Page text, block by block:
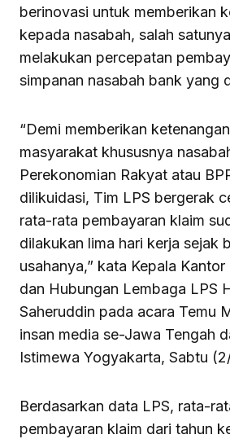
berinovasi untuk memberikan
kepada nasabah, salah
melakukan percepatan
simpanan nasabah bank yang
“Demi memberikan
masyarakat khususnya
Perekonomian Rakyat atau
dilikuidasi, Tim LPS bergerak
rata-rata pembayaran klaim
dilakukan lima hari kerja sejak
usahanya,” kata Kepala Kantor
dan Hubungan Lembaga LPS
Saheruddin pada acara Temu
insan media se-Jawa Tengah
Istimewa Yogyakarta, Sabtu
Berdasarkan data LPS, rata-
pembayaran klaim dari tahun